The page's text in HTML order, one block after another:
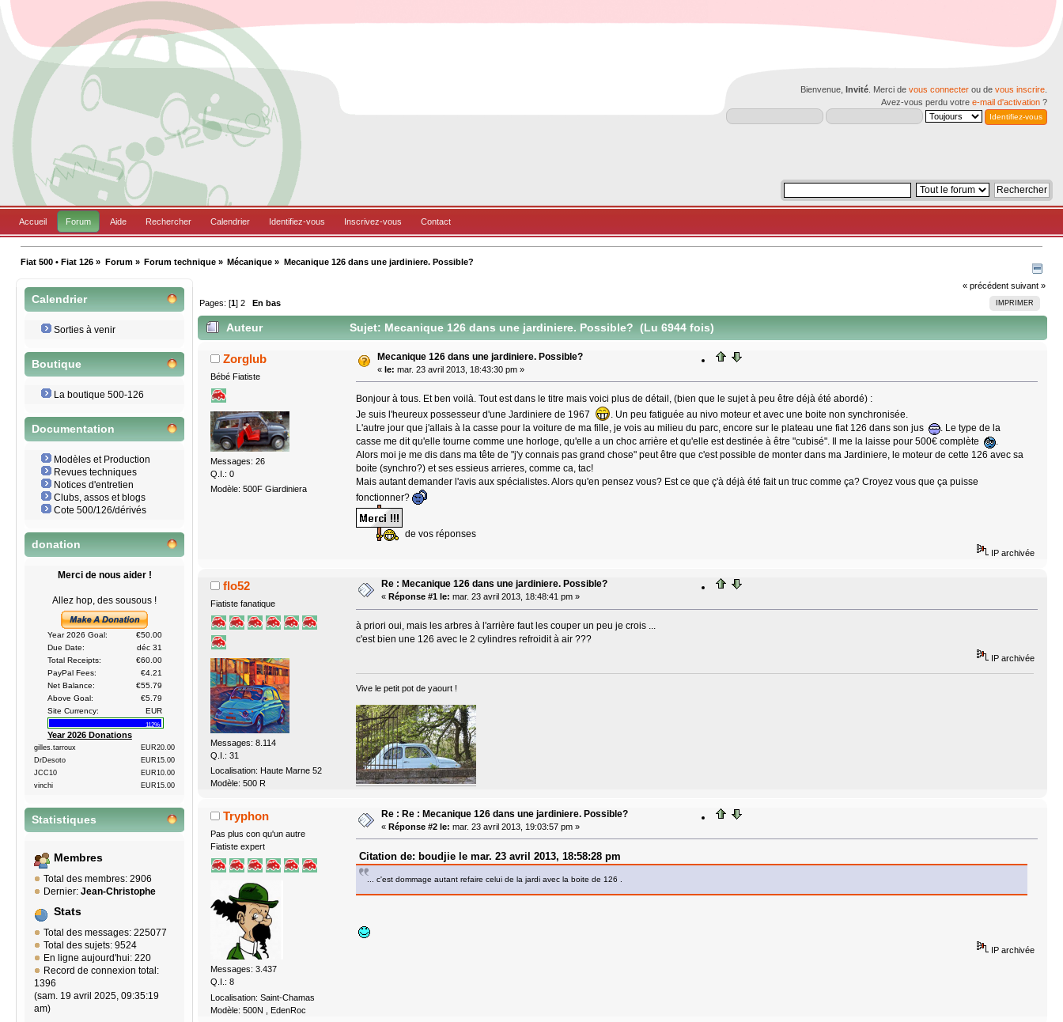
Bienvenue, Invité . Merci de vous connecter ou de vous inscrire
Avez-vous perdu votre e-mail d'activation ?
Accueil Forum Aide Rechercher Calendrier Identifiez-vous Inscrivez-vous Contact
Fiat 500 • Fiat 126 » Forum» Forum technique» Mécanique » Mecanique 126 dans une jardiniere. Possible?
Calendrier
Sorties à venir
Boutique
La boutique 500-126
Documentation
Modèles et Production
Revues techniques
Notices d'entretien
Clubs, assos et blogs
Cote 500/126/dérivés
donation
Merci de nous aider !
Allez hop, des sousous !
Year 2026 Goal:
€50.00
Due Date:
déc 31
Total Receipts:
€60.00
PayPal Fees:
€4.21
Net Balance:
€55.79
Above Goal:
€5.79
Site Currency:
EUR
112%
Year 2026 Donations
gilles.tarroux
EUR20.00
DrDesoto
EUR15.00
JCC10
EUR10.00
vinchi
EUR15.00
Statistiques
Membres
Total des membres: 2906
Dernier: Jean-Christophe
Stats
Total des messages: 225077
Total des sujets: 9524
En ligne aujourd'hui: 220
Record de connexion total:
1396
(sam. 19 avril 2025, 09:35:19
am)
« précédent suivant »
IMPRIMER
Pages: [1]2 En bas
Auteur Sujet: Mecanique 126 dans une jardiniere. Possible? (Lu 6944 fois)
Zorglub
Bébé Fiatiste
Messages: 26
Q.I.: 0
Modèle: 500F Giardiniera
Mecanique 126 dans une jardiniere. Possible?
« le: mar. 23 avril 2013, 18:43:30 pm »
Bonjour à tous. Et ben voilà. Tout est dans le titre mais voici plus de détail, (bien que le sujet à peu être déjà été abordé) :
Je suis l'heureux possesseur d'une Jardiniere de 1967
. Un peu fatiguée au nivo moteur et avec une boite non synchronisée.
L'autre jour que j'allais à la casse pour la voiture de ma fille, je vois au milieu du parc, encore sur le plateau une fiat 126 dans son jus
. Le type de la
casse me dit qu'elle tourne comme une horloge, qu'elle a un choc arrière et qu'elle est destinée à être "cubisé". Il me la laisse pour 500€ complète
.
Alors moi je me dis dans ma tête de "j'y connais pas grand chose" peut être que c'est possible de monter dans ma Jardiniere, le moteur de cette 126 avec sa
boite (synchro?) et ses essieus arrieres, comme ca, tac!
Mais autant demander l'avis aux spécialistes. Alors qu'en pensez vous? Est ce que ç'à déjà été fait un truc comme ça? Croyez vous que ça puisse
fonctionner?
de vos réponses
IP archivée
flo52
Fiatiste fanatique
Messages: 8.114
Q.I.: 31
Localisation: Haute Marne 52
Modèle: 500 R
Re : Mecanique 126 dans une jardiniere. Possible?
« Réponse #1 le: mar. 23 avril 2013, 18:48:41 pm »
à priori oui, mais les arbres à l'arrière faut les couper un peu je crois ...
c'est bien une 126 avec le 2 cylindres refroidit à air ???
IP archivée
Vive le petit pot de yaourt !
Tryphon
Pas plus con qu'un autre
Fiatiste expert
Messages: 3.437
Q.I.: 8
Localisation: Saint-Chamas
Modèle: 500N , EdenRoc
Re : Re : Mecanique 126 dans une jardiniere. Possible?
« Réponse #2 le: mar. 23 avril 2013, 19:03:57 pm »
Citation de: boudjie le mar. 23 avril 2013, 18:58:28 pm
... c'est dommage autant refaire celui de la jardi avec la boite de 126 .
IP archivée